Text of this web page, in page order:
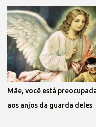
Mãe, você está
aos anjos da guarda deles